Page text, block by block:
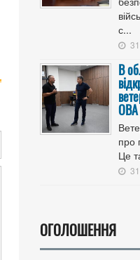
с...
В
ОВА
про
Це
ОГОЛОШЕННЯ